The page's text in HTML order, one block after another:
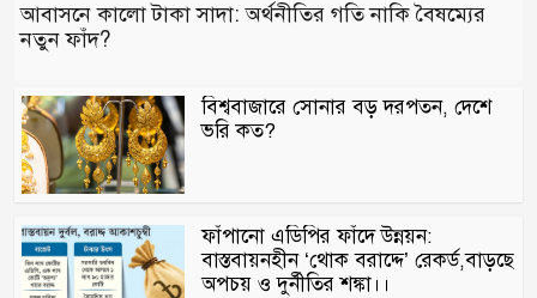
আবাসনে কালো টাকা সাদা: অর্থনীতির গতি নাকি বৈষম্যের
নতুন ফাঁদ?
বিশ্ববাজারে সোনার বড় দরপতন, দেশে
ভরি কত?
ফাঁপানো এডিপির ফাঁদে উন্নয়ন:
বাস্তবায়নহীন ‘থোক বরাদ্দে’ রেকর্ড,বাড়ছে
অপচয় ও দুর্নীতির শঙ্কা।।